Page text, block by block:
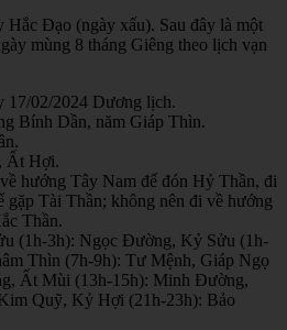
Hắc Đạo (ngày xấu). Sau đây là một
mùng 8 tháng Giêng theo lịch vạn
17/02/2024 Dương lịch.
Bính Dần, năm Giáp Thìn.
Ất Hợi.
hướng Tây Nam để đón Hỷ Thần, đi
gặp Tài Thần; không nên đi về hướng
Thần.
(1h-3h): Ngọc Đường, Kỷ Sửu (1h-
Thìn (7h-9h): Tư Mệnh, Giáp Ngọ
Ất Mùi (13h-15h): Minh Đường,
Quỹ, Kỷ Hợi (21h-23h): Bảo